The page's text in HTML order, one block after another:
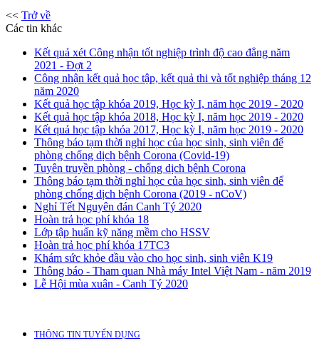
<< Trở về
Các tin khác
Kết quả xét Công nhận tốt nghiệp trình độ cao đẳng năm
2021 - Đợt 2
Công nhận kết quả học tập, kết quả thi và tốt nghiệp tháng 12
năm 2020
Kết quả học tập khóa 2019, Học kỳ I, năm học 2019 - 2020
Kết quả học tập khóa 2018, Học kỳ I, năm học 2019 - 2020
Kết quả học tập khóa 2017, Học kỳ I, năm học 2019 - 2020
Thông báo tạm thời nghỉ học của học sinh, sinh viên để
phòng chống dịch bệnh Corona (Covid-19)
Tuyên truyền phòng - chống dịch bệnh Corona
Thông báo tạm thời nghỉ học của học sinh, sinh viên để
phòng chống dịch bệnh Corona (2019 - nCoV)
Nghỉ Tết Nguyên đán Canh Tý 2020
Hoàn trả học phí khóa 18
Lớp tập huấn kỹ năng mềm cho HSSV
Hoàn trả học phí khóa 17TC3
Khám sức khỏe đầu vào cho học sinh, sinh viên K19
Thông báo - Tham quan Nhà máy Intel Việt Nam - năm 2019
Lễ Hội mùa xuân - Canh Tý 2020
THÔNG TIN TUYỂN DỤNG